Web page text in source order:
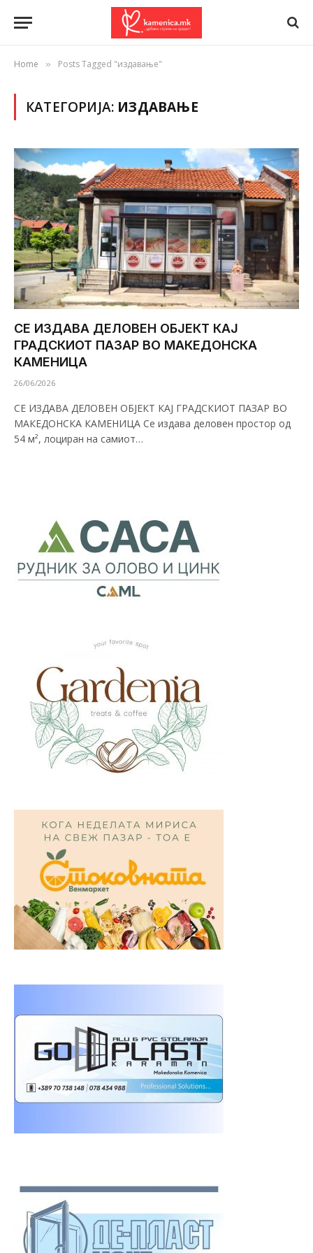
Home » Posts Tagged "издавање"
КАТЕГОРИЈА: ИЗДАВАЊЕ
СЕ ИЗДАВА ДЕЛОВЕН ОБЈЕКТ КАЈ
ГРАДСКИОТ ПАЗАР ВО МАКЕДОНСКА
КАМЕНИЦА
26/06/2026
СЕ ИЗДАВА ДЕЛОВЕН ОБЈЕКТ КАЈ ГРАДСКИОТ ПАЗАР ВО
МАКЕДОНСКА КАМЕНИЦА Се издава деловен простор од
54 м², лоциран на самиот…